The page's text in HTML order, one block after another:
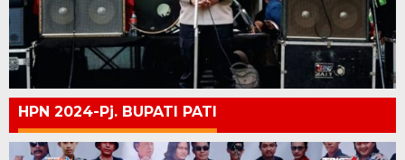
HPN 2024-Pj. BUPATI PATI